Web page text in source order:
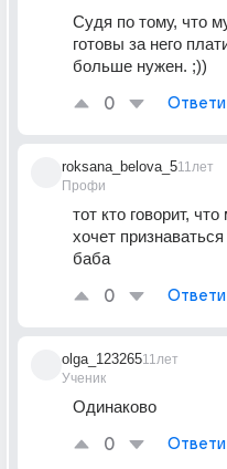
Судя по тому, что
готовы за него
больше нужен. ;))
0
roksana_belova_5
Профи
11лет
тот кто говорит,
хочет
баба
0
olga_123265
Ученик
11лет
Одинаково
0